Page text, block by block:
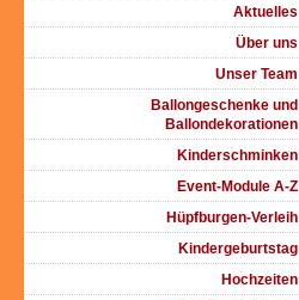
Aktuelles
Über uns
Unser Team
Ballongeschenke und
Ballondekorationen
Kinderschminken
Event-Module A-Z
Hüpfburgen-Verleih
Kindergeburtstag
Hochzeiten